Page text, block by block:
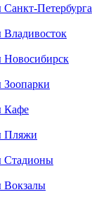
Петербурга
Новосибирск
Кафе
Пляжи
Стадионы
Вокзалы